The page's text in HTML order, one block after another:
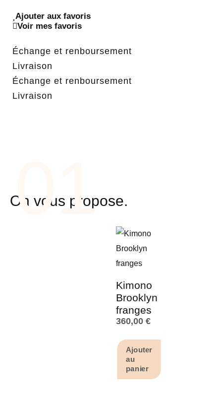
Ajouter aux favoris
Voir mes favoris
Échange et renboursement
Livraison
Échange et renboursement
Livraison
01
On vous propose.
Kimono
Brooklyn
franges
360,00 €
Ajouter
au
panier